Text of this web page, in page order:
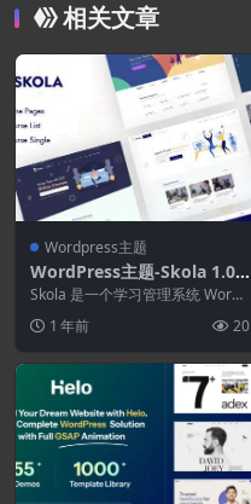
相关文章
Wordpress主题
WordPress主题-Skola 1.0.3
4–LMS在线课程WordPress
主题
Skola 是一个学习管理系统 WordP
1 年前 20